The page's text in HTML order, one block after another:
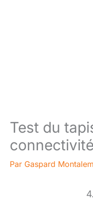
Test du
connectivité
Par Gaspard